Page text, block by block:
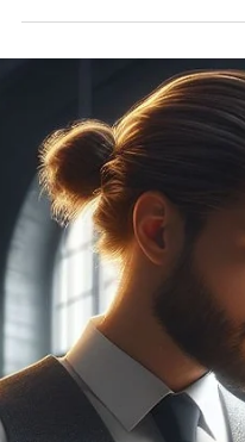
opce
Rozdíl mezi Americkými a
opcemi a kde se tento